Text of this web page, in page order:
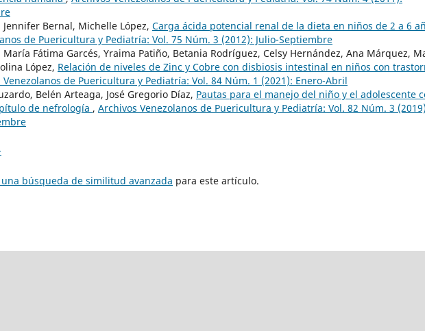
Bernal, Michelle López, Carga ácida potencial renal de la dieta en niños de 2 a 6
de Puericultura y Pediatría: Vol. 75 Núm. 3 (2012): Julio-Septiembre
Fátima Garcés, Yraima Patiño, Betania Rodríguez, Celsy Hernández, Ana Márquez,
López, Relación de niveles de Zinc y Cobre con disbiosis intestinal en niños con
Venezolanos de Puericultura y Pediatría: Vol. 84 Núm. 1 (2021): Enero-Abril
Belén Arteaga, José Gregorio Díaz, Pautas para el manejo del niño y el adolescente
de nefrología , Archivos Venezolanos de Puericultura y Pediatría: Vol. 82 Núm. 3
búsqueda de similitud avanzada para este artículo.